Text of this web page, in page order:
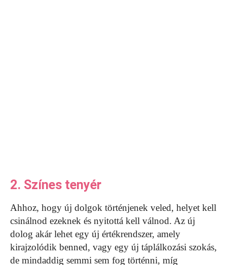
2. Színes tenyér
Ahhoz, hogy új dolgok történjenek veled, helyet kell
csinálnod ezeknek és nyitottá kell válnod. Az új
dolog akár lehet egy új értékrendszer, amely
kirajzolódik benned, vagy egy új táplálkozási szokás,
de mindaddig semmi sem fog történni, míg